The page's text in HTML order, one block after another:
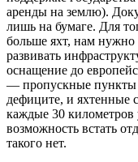
аренды на землю).
лишь на бумаге. Для
больше яхт, нам
развивать
оснащение до
— пропускные пункты
дефиците, и яхтенные
каждые 30 километров
возможность встать
такого нет.